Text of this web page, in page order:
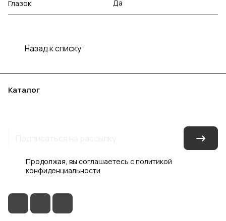
Глазок Да
Назад к списку
Каталог
Продолжая, вы соглашаетесь сполитикой
конфиденциальности